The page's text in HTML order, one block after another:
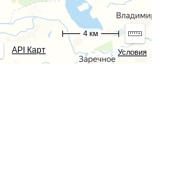
Условия
API Карт
4 км